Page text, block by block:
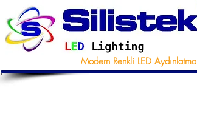
Modern Renkli LED Aydınlatma